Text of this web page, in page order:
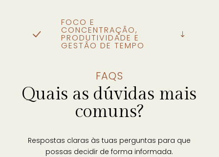
FOCO E
CONCENTRAÇÃO,
PRODUTIVIDADE E
GESTÃO DE TEMPO
FAQS
Quais as dúvidas mais
comuns?
Respostas claras às tuas perguntas para que
possas decidir de forma informada.